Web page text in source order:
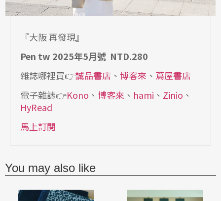
『大阪 再發現』
Pen tw 2025年5月號 NTD.280
雜誌哪裡買👉誠品書店 、 博客來 、 蔦屋書店
電子雜誌👉Kono 、 博客來 、 hami 、 Zinio 、
HyRead
馬上訂閱
You may also like